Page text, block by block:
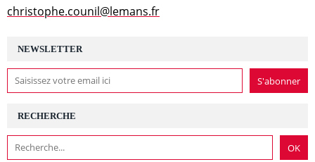
NEWSLETTER
RECHERCHE
christophe.counil@lemans.fr